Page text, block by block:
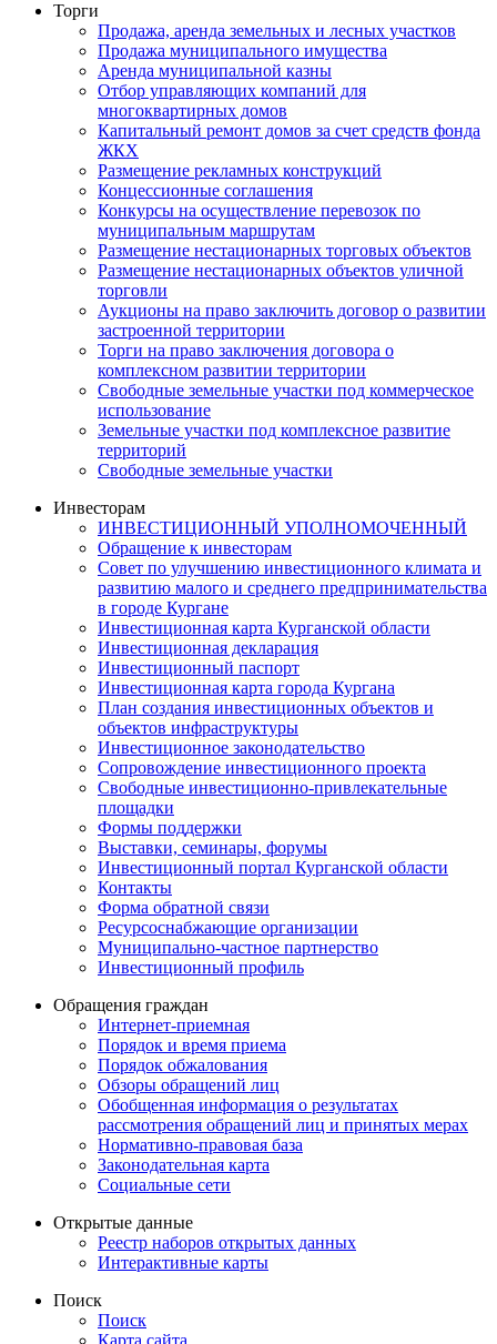
Торги
Продажа, аренда земельных и лесных участков
Продажа муниципального имущества
Аренда муниципальной казны
Отбор управляющих компаний для
многоквартирных домов
Капитальный ремонт домов за счет средств фонда
ЖКХ
Размещение рекламных конструкций
Концессионные соглашения
Конкурсы на осуществление перевозок по
муниципальным маршрутам
Размещение нестационарных торговых объектов
Размещение нестационарных объектов уличной
торговли
Аукционы на право заключить договор о развитии
застроенной территории
Торги на право заключения договора о
комплексном развитии территории
Свободные земельные участки под коммерческое
использование
Земельные участки под комплексное развитие
территорий
Свободные земельные участки
Инвесторам
ИНВЕСТИЦИОННЫЙ УПОЛНОМОЧЕННЫЙ
Обращение к инвесторам
Совет по улучшению инвестиционного климата и
развитию малого и среднего предпринимательства
в городе Кургане
Инвестиционная карта Курганской области
Инвестиционная декларация
Инвестиционный паспорт
Инвестиционная карта города Кургана
План создания инвестиционных объектов и
объектов инфраструктуры
Инвестиционное законодательство
Сопровождение инвестиционного проекта
Свободные инвестиционно-привлекательные
площадки
Формы поддержки
Выставки, семинары, форумы
Инвестиционный портал Курганской области
Контакты
Форма обратной связи
Ресурсоснабжающие организации
Муниципально-частное партнерство
Инвестиционный профиль
Обращения граждан
Интернет-приемная
Порядок и время приема
Порядок обжалования
Обзоры обращений лиц
Обобщенная информация о результатах
рассмотрения обращений лиц и принятых мерах
Нормативно-правовая база
Законодательная карта
Социальные сети
Открытые данные
Реестр наборов открытых данных
Интерактивные карты
Поиск
Поиск